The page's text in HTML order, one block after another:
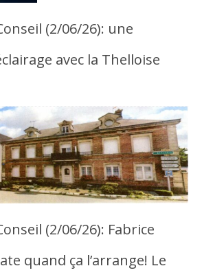
(2/06/26): une
avec la Thelloise
(2/06/26): Fabrice
quand ça l’arrange! Le